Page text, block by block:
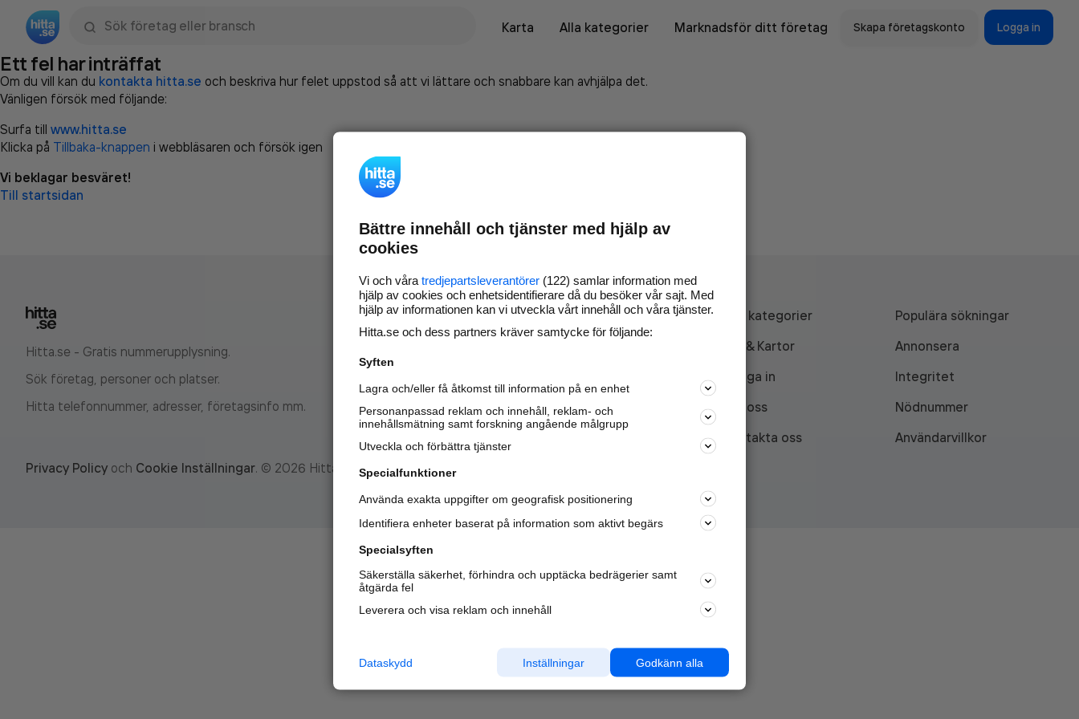
Karta
Alla kategorier Marknadsför ditt företag Skapa företagskonto Logga in
Ett fel har inträffat
Om du vill kan du kontakta hitta.se och beskriva hur felet uppstod så att vi lättare och snabbare kan avhjälpa det.
Vänligen försök med följande:
Surfa till www.hitta.se
Klicka på Tillbaka-knappen i webbläsaren och försök igen
Vi beklagar besväret!
Till startsidan
Hitta.se - Gratis nummerupplysning.
Sök företag, personer och platser.
Hitta telefonnummer, adresser, företagsinfo mm.
Marknadsför företaget på
nya kunder och
samarbetspartners nära dig.
Läs mer här
Alla kategorier
Populära sökningar
API & Kartor
Annonsera
Logga in
Integritet
Om oss
Nödnummer
Kontakta oss
Användarvillkor
Privacy Policy och Cookie Inställningar. © 2026 Hitta.se
Bättre innehåll och tjänster med hjälp av
cookies
Vi och våra tredjepartsleverantörer (122) samlar information med
hjälp av cookies och enhetsidentifierare då du besöker vår sajt. Med
hjälp av informationen kan vi utveckla vårt innehåll och våra tjänster.
Hitta.se och dess partners kräver samtycke för följande:
Syften
Lagra och/eller få åtkomst till information på en enhet
Personanpassad reklam och innehåll, reklam- och
innehållsmätning samt forskning angående målgrupp
Utveckla och förbättra tjänster
Specialfunktioner
Använda exakta uppgifter om geografisk positionering
Identifiera enheter baserat på information som aktivt begärs
Specialsyften
Säkerställa säkerhet, förhindra och upptäcka bedrägerier samt
åtgärda fel
Leverera och visa reklam och innehåll
Godkänn alla
Inställningar
Dataskydd